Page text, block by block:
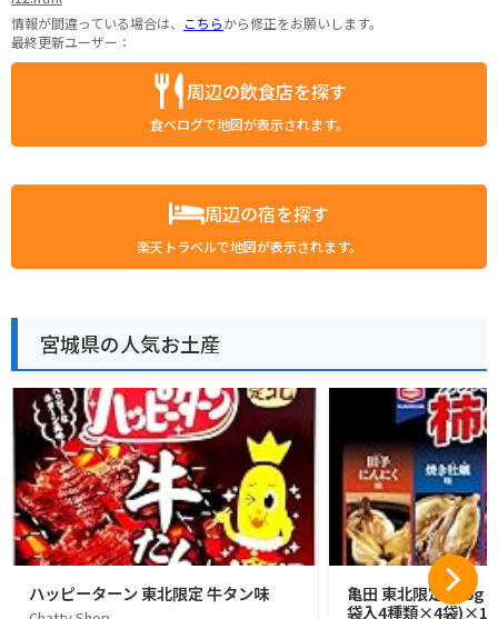
情報が間違っている場合は、 こちらから修正をお願いします。
最終更新ユーザー：
周辺の飲食店を探す
食べログで地図が表示されます。
周辺の宿を探す
楽天トラベルで地図が表示されます。
宮城県の人気お土産
ハッピーターン 東北限定 牛タン味
亀田 東北限定 176g
袋入4種類×4袋)×1